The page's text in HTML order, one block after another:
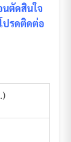
นตัดสินใจ
ปรดติดต่อ